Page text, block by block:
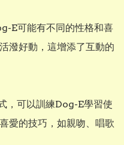
E可能有不同的性格和喜
潑好動，這增添了互動的
，可以訓練Dog-E學習使
愛的技巧，如親吻、唱歌